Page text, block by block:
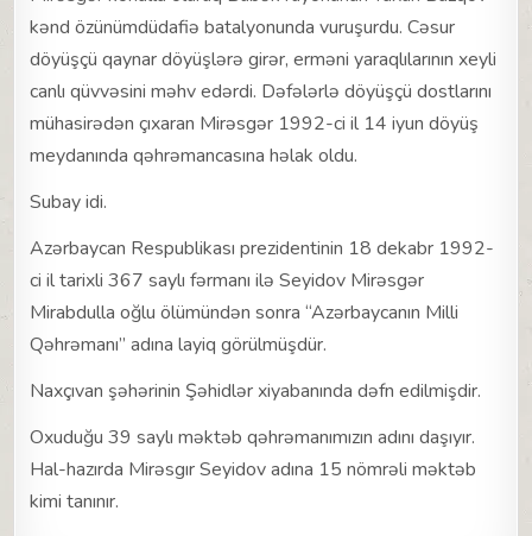
kənd özünümdüdafiə batalyonunda vuruşurdu. Cəsur
döyüşçü qaynar döyüşlərə girər, erməni yaraqlılarının xeyli
canlı qüvvəsini məhv edərdi. Dəfələrlə döyüşçü dostlarını
mühasirədən çıxaran Mirəsgər 1992-ci il 14 iyun döyüş
meydanında qəhrəmancasına həlak oldu.
Subay idi.
Azərbaycan Respublikası prezidentinin 18 dekabr 1992-
ci il tarixli 367 saylı fərmanı ilə Seyidov Mirəsgər
Mirabdulla oğlu ölümündən sonra “Azərbaycanın Milli
Qəhrəmanı” adına layiq görülmüşdür.
Naxçıvan şəhərinin Şəhidlər xiyabanında dəfn edilmişdir.
Oxuduğu 39 saylı məktəb qəhrəmanımızın adını daşıyır.
Hal-hazırda Mirəsgır Seyidov adına 15 nömrəli məktəb
kimi tanınır.